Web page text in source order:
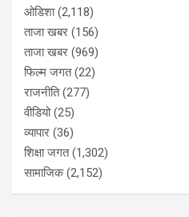
ओडिशा(2,118)
ताजा खबर (156)
ताजा खबर (969)
फिल्म जगत(22)
राजनीति(277)
वीडियो(25)
व्यापार (36)
शिक्षा जगत(1,302)
सामाजिक(2,152)